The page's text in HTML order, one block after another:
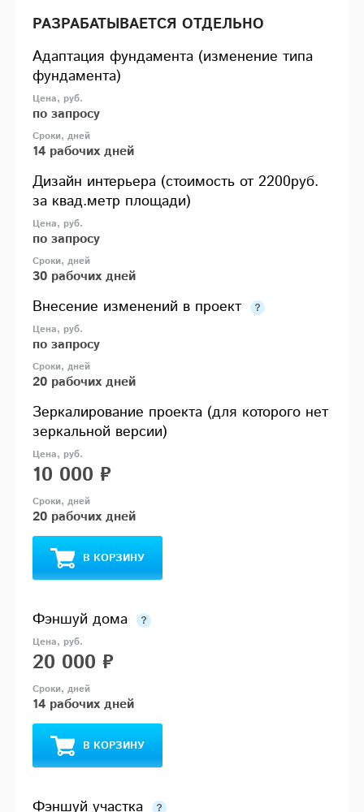
РАЗРАБАТЫВАЕТСЯ ОТДЕЛЬНО
Адаптация фундамента (изменение типа
фундамента)
по запросу
14 рабочих дней
Дизайн интерьера (стоимость от 2200руб.
за квад.метр площади)
по запросу
30 рабочих дней
Внесение изменений в проект
по запросу
20 рабочих дней
Зеркалирование проекта (для которого нет
зеркальной версии)
10 000 ₽
20 рабочих дней
В КОРЗИНУ
Фэншуй дома
20 000 ₽
14 рабочих дней
В КОРЗИНУ
Фэншуй участка